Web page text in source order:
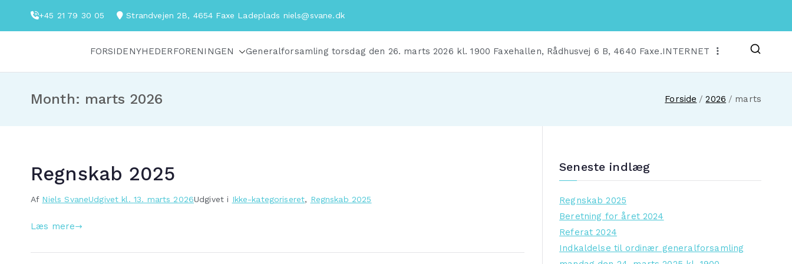
+45 21 79 30 05 Strandvejen 2B, 4654 Faxe Ladeplads niels@svane.dk
FORSIDENYHEDERFORENINGEN Generalforsamling torsdag den 26. marts 2026 kl. 1900 Faxehallen, Rådhusvej 6 B, 4640 Faxe.INTERNET
Month: marts 2026 Forside 2026 marts
Regnskab 2025
Af Niels SvaneUdgivet kl. 13. marts 2026Udgivet i Ikke-kategoriseret, Regnskab 2025
Læs mere
Seneste indlæg
Regnskab 2025
Beretning for året 2024
Referat 2024
Indkaldelse til ordinær generalforsamling